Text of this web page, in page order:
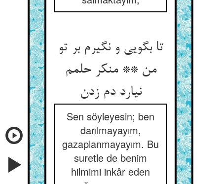
تا بگویی و نگیرم بر تو
من ** منکر حلمم
نیارد دم زدن‌‌
Sen söyleyesin; ben
darılmayayım,
gazaplanmayayım. Bu
suretle de benim
hilmimi inkâr eden